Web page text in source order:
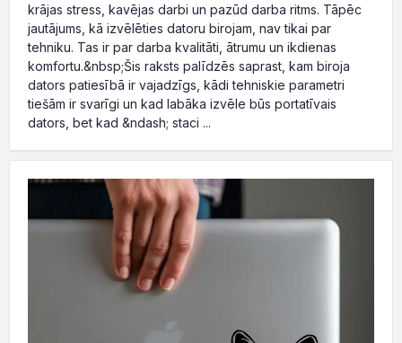
krājas stress, kavējas darbi un pazūd darba ritms. Tāpēc
jautājums, kā izvēlēties datoru birojam, nav tikai par
tehniku. Tas ir par darba kvalitāti, ātrumu un ikdienas
komfortu.&nbsp;Šis raksts palīdzēs saprast, kam biroja
dators patiesībā ir vajadzīgs, kādi tehniskie parametri
tiešām ir svarīgi un kad labāka izvēle būs portatīvais
dators, bet kad &ndash; staci ...